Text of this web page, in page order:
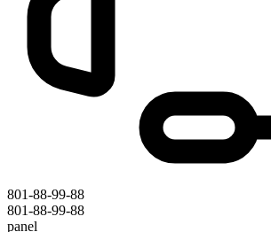
801-88-99-88
801-88-99-88
panel